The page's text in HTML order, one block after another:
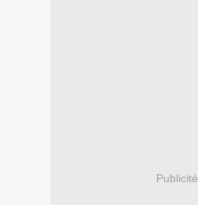
Publicité